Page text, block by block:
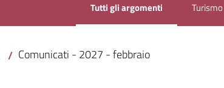
Tutti gli argomenti
Menu selezionato Turismo
/ Comunicati - 2027 - febbraio